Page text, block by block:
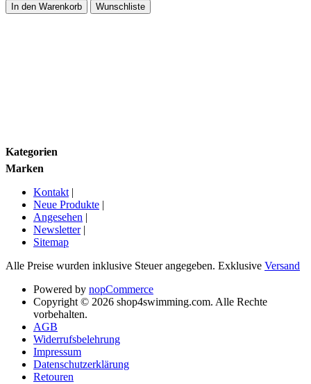
Kategorien
Marken
Kontakt |
Neue Produkte |
Angesehen |
Newsletter |
Sitemap
Alle Preise wurden inklusive Steuer angegeben. Exklusive Versand
Powered by nopCommerce
Copyright © 2026 shop4swimming.com. Alle Rechte
vorbehalten.
AGB
Widerrufsbelehrung
Impressum
Datenschutzerklärung
Retouren